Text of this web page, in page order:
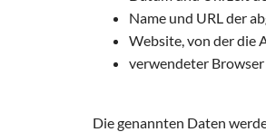
Name und URL der
Website, von der die
verwendeter Browser
Die genannten Daten